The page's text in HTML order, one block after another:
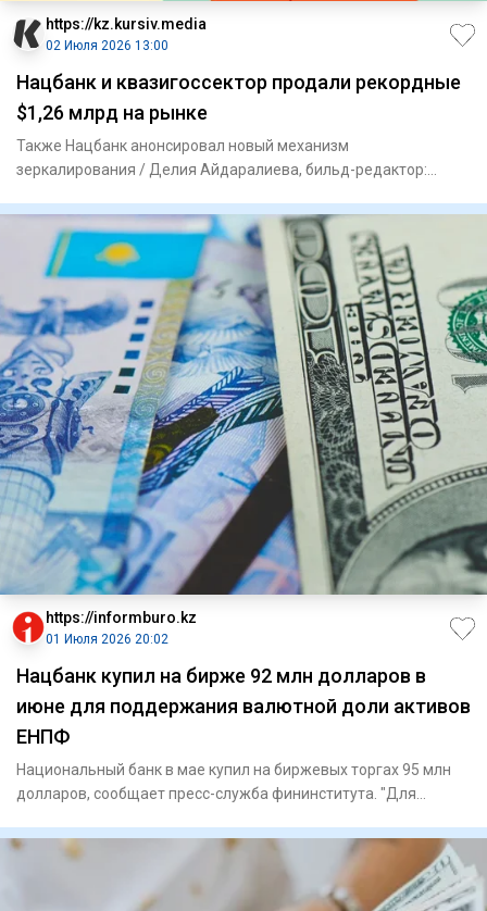
https://kz.kursiv.media
02 Июля 2026 13:00
Нацбанк и квазигоссектор продали рекордные
$1,26 млрд на рынке
Также Нацбанк анонсировал новый механизм
зеркалирования / Делия Айдаралиева, бильд-редактор:
https://informburo.kz
01 Июля 2026 20:02
Нацбанк купил на бирже 92 млн долларов в
июне для поддержания валютной доли активов
ЕНПФ
Национальный банк в мае купил на биржевых торгах 95 млн
долларов, сообщает пресс-служба фининститута. "Для